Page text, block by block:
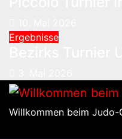
Ergebnisse
Willkommen beim Judo-